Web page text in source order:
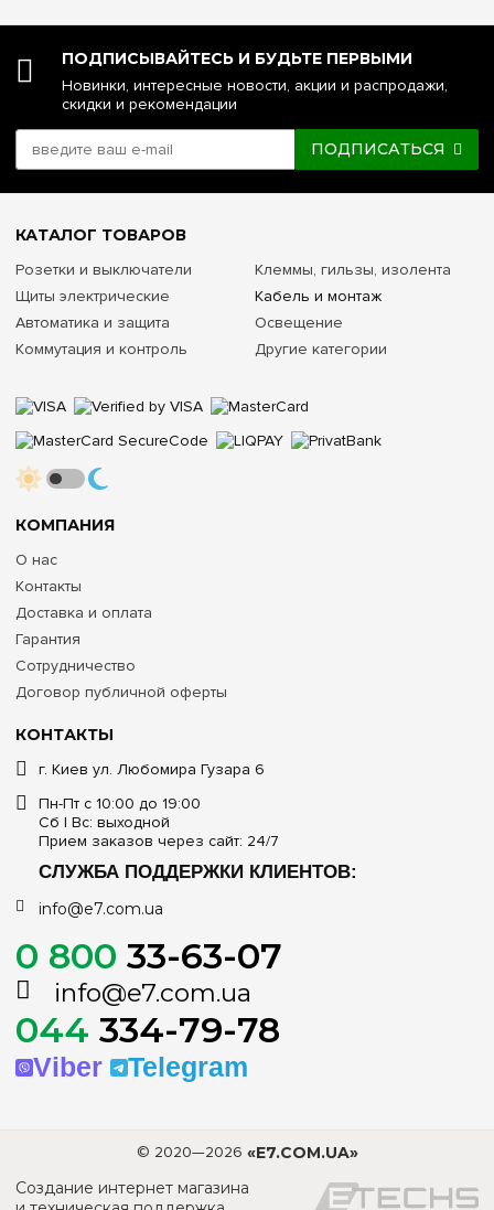
ПОДПИСЫВАЙТЕСЬ И БУДЬТЕ ПЕРВЫМИ
Новинки, интересные новости, акции и распродажи,
скидки и рекомендации
ПОДПИСАТЬСЯ
КОНТАКТЫ
г. Киев ул. Любомира Гузара 6
Пн-Пт с 10:00 до 19:00
Сб | Вс: выходной
Прием заказов через сайт: 24/7
СЛУЖБА ПОДДЕРЖКИ КЛИЕНТОВ:
info@e7.com.ua
0 800 33-63-07
info@e7.com.ua
044 334-79-78
Viber Telegram
КОМПАНИЯ
О нас
Контакты
Доставка и оплата
Гарантия
Сотрудничество
Договор публичной оферты
КАТАЛОГ ТОВАРОВ
Розетки и выключатели
Щиты электрические
Автоматика и защита
Коммутация и контроль
Клеммы, гильзы, изолента
Кабель и монтаж
Освещение
Другие категории
© 2020—2026 «E7.COM.UA»
Создание интернет магазина